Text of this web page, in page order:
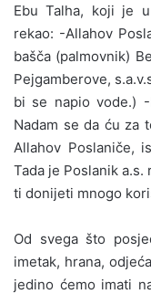
Ebu Talha, koji je
rekao: -Allahov
bašča (palmovnik)
Pejgamberove,
bi se napio vode.)
Nadam se da ću za
Allahov Poslaniče,
Tada je Poslanik
ti donijeti mnogo
Od svega što
imetak, hrana,
jedino ćemo imati